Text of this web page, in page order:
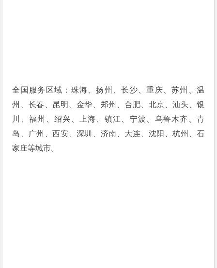
全国服务区域：珠海、扬州、长沙、重庆、苏州、温
州、长春、昆明、金华、郑州、合肥、北京、汕头、银
川、福州、绍兴、上海、镇江、宁波、乌鲁木齐、青
岛、广州、西安、深圳、济南、大连、沈阳、杭州、石
家庄等城市。